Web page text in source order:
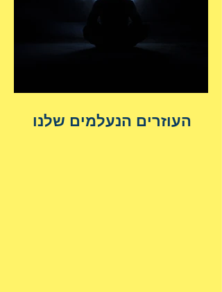
העוזרים הנעלמים שלנו